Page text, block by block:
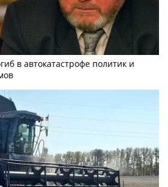
в автокатастрофе политик и